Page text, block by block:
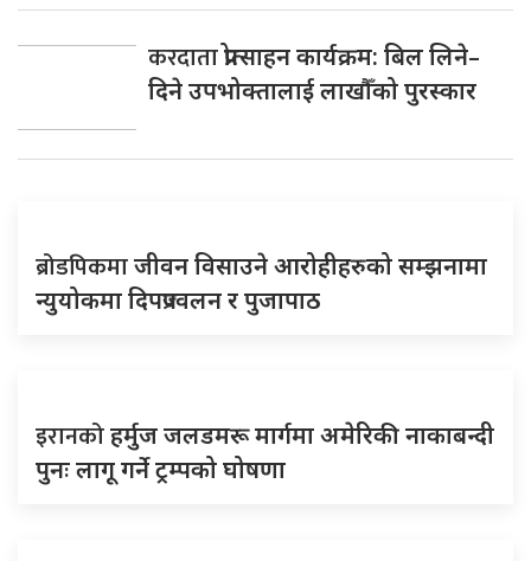
करदाताप्रोत्साहन कार्यक्रम: बिल लिने–
दिने उपभोक्तालाई लाखौँको पुरस्कार
ब्रोडपिकमाजीवन विसाउने आरोहीहरुको सम्झनामा
न्युयोकमा दिपप्रज्वलन र पुजापाठ
इरानकोहर्मुज जलडमरू मार्गमा अमेरिकी नाकाबन्दी
पुनः लागू गर्ने ट्रम्पको घोषणा